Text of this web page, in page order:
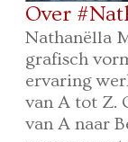
Over
Nathanëlla
grafisch
ervaring
van A tot Z.
van A naar